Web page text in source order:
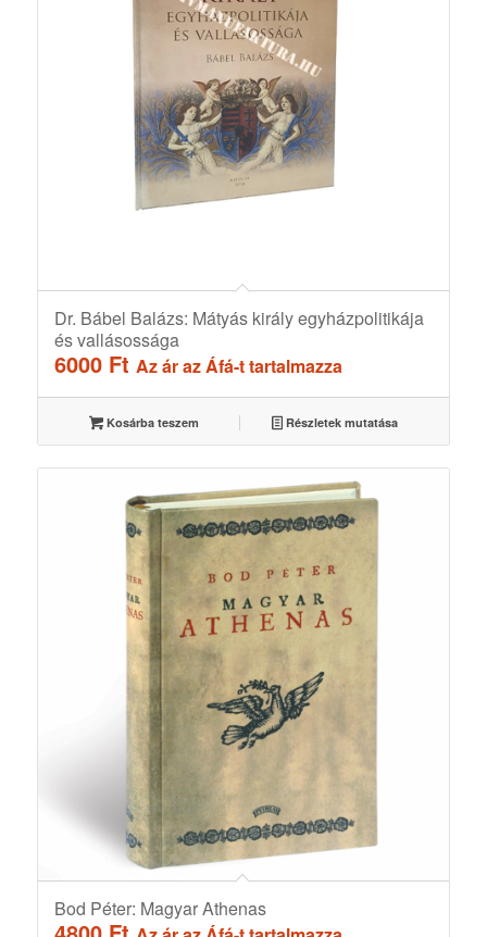
Dr. Bábel Balázs: Mátyás király egyházpolitikája
és vallásossága
6000 Ft Az ár az Áfá-t tartalmazza
Kosárba teszem Részletek mutatása
Bod Péter: Magyar Athenas